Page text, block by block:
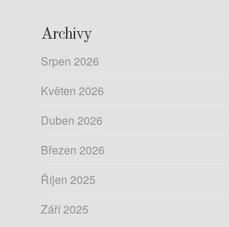
Archivy
Srpen 2026
Květen 2026
Duben 2026
Březen 2026
Říjen 2025
Září 2025